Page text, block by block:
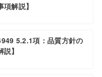
解説】
5.2.1項：品質方針の
】